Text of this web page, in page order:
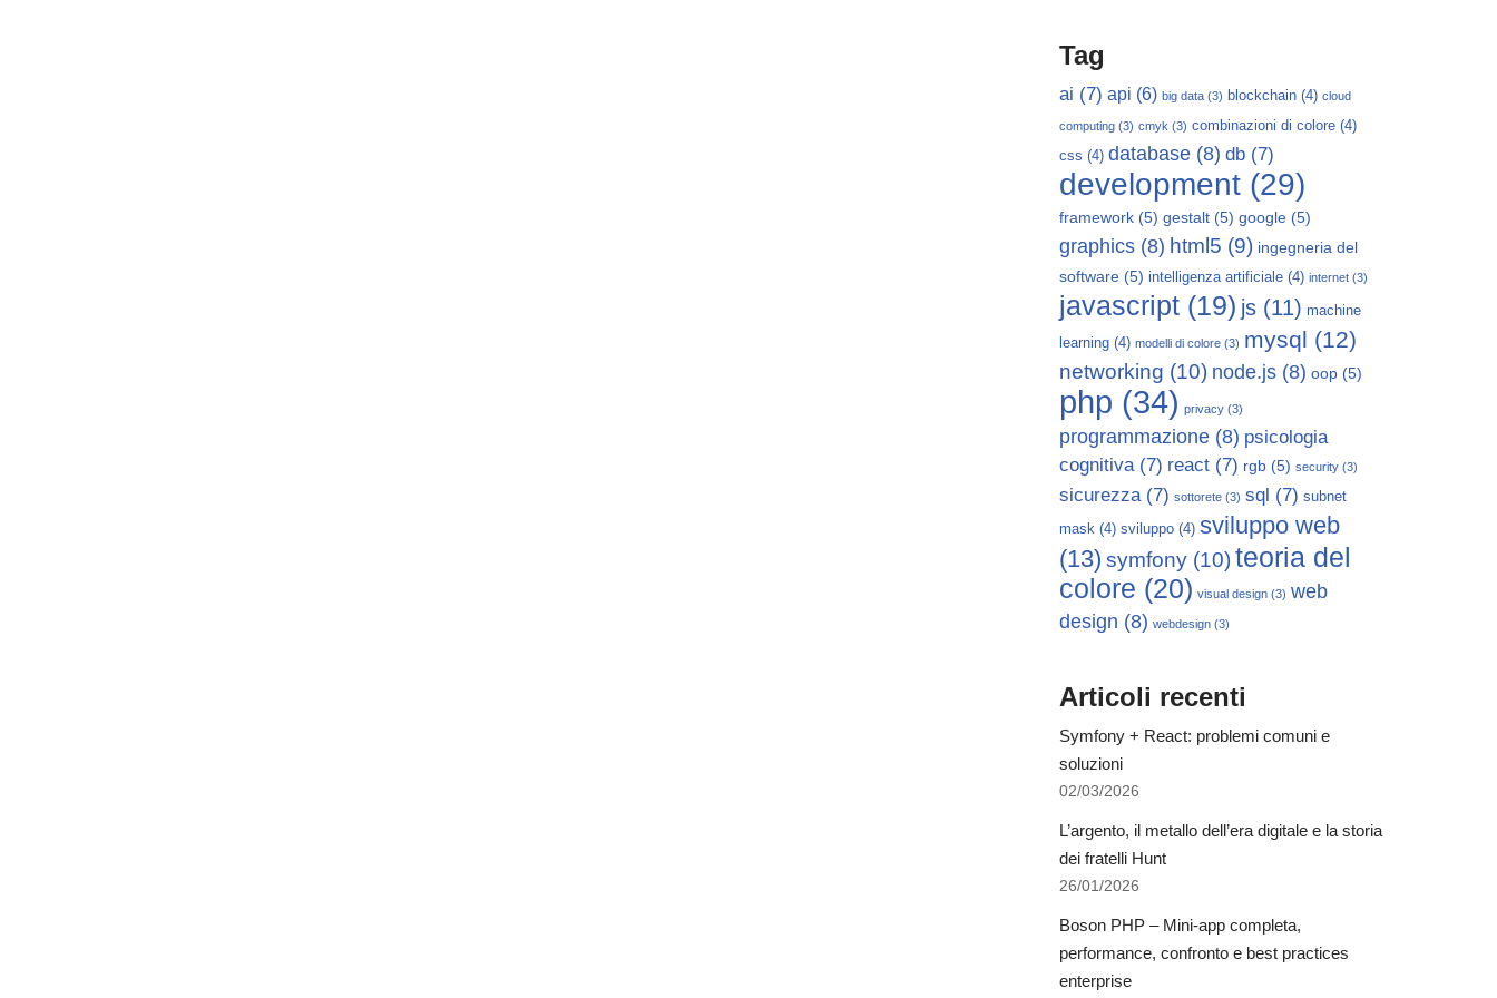
Tag
ai (7) api (6) big data (3) blockchain (4) cloud
computing (3) cmyk (3) combinazioni di colore (4)
css (4) database (8) db (7)
development (29)
framework (5) gestalt (5) google (5)
graphics (8) html5 (9) ingegneria del
software (5) intelligenza artificiale (4) internet (3)
javascript (19) js (11) machine
learning (4) modelli di colore (3) mysql (12)
networking (10) node.js (8) oop (5)
php (34) privacy (3)
programmazione (8) psicologia
cognitiva(7) react (7) rgb (5) security (3)
sicurezza(7) sottorete (3) sql (7) subnet
mask (4) sviluppo (4) sviluppo web
(13) symfony (10)teoria del
colore (20) visual design (3) web
design (8) webdesign (3)
Articoli recenti
Symfony + React: problemi comuni e
soluzioni
02/03/2026
L’argento, il metallo dell’era digitale e la storia
dei fratelli Hunt
26/01/2026
Boson PHP – Mini-app completa,
performance, confronto e best practices
enterprise